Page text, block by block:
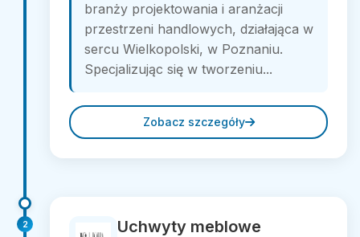
branży projektowania i aranżacji
przestrzeni handlowych, działająca w
sercu Wielkopolski, w Poznaniu.
Specjalizując się w tworzeniu...
Zobacz szczegóły
2
Uchwyty meblowe